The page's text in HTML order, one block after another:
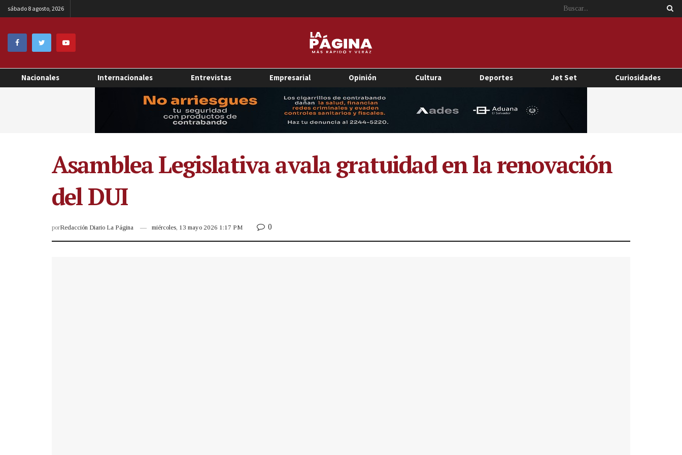
sábado 8 agosto, 2026
Nacionales Internacionales Entrevistas Empresarial Opinión Cultura Deportes Jet Set Curiosidades
Asamblea Legislativa avala gratuidad en la renovación
del DUI
porRedacción Diario La Página miércoles, 13 mayo 2026 1:17 PM 0